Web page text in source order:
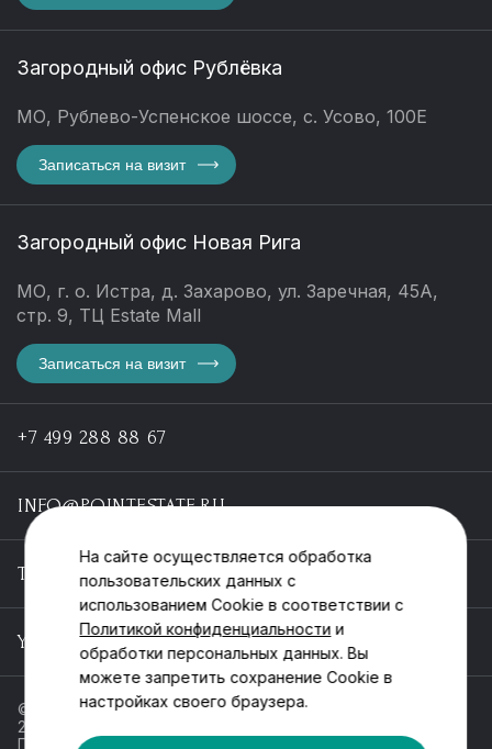
Загородный офис Рублёвка
МО, Рублево-Успенское шоссе, с. Усово, 100Е
Записаться на визит
Загородный офис Новая Рига
МО, г. о. Истра, д. Захарово, ул. Заречная, 45А,
стр. 9, ТЦ Estate Mall
Записаться на визит
+7 499 288 88 67
INFO@POINTESTATE.RU
TELEGRAM
YOUTUBE
© ООО «Пойнт эстейт», ИНН 55546464612,
2013-2025
Политика обработки персональных данных
На сайте осуществляется обработка
пользовательских данных с
использованием Cookie в соответствии с
Политикой конфиденциальности и
обработки персональных данных. Вы
можете запретить сохранение Cookie в
настройках своего браузера.